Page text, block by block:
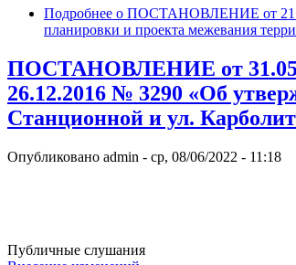
Подробнее о ПОСТАНОВЛЕНИЕ от
планировки и проекта межевания
ПОСТАНОВЛЕНИЕ от
26.12.2016 № 3290 «Об
Станционной и ул.
Опубликовано admin - ср, 08/06/2022 - 11:18
Публичные слушания